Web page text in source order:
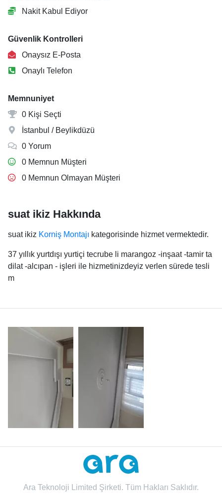
Nakit Kabul Ediyor
Güvenlik Kontrolleri
Onaysız E-Posta
Onaylı Telefon
Memnuniyet
0 Kişi Seçti
İstanbul / Beylikdüzü
0 Yorum
0 Memnun Müşteri
0 Memnun Olmayan Müşteri
suat ikiz Hakkında
suat ikiz Korniş Montajı kategorisinde hizmet vermektedir.
37 yıllık yurtdışı yurtiçi tecrube li marangoz -inşaat -tamir ta
dilat -alcıpan - işleri ile hizmetinizdeyiz verlen sürede tesli
m
Ara Teknoloji Limited Şirketi. Tüm Hakları Saklıdır.